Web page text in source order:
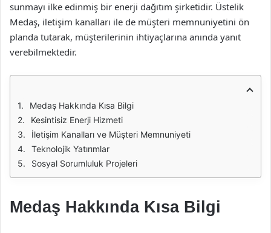
sunmayı ilke edinmiş bir enerji dağıtım şirketidir. Üstelik
Medaş, iletişim kanalları ile de müşteri memnuniyetini ön
planda tutarak, müşterilerinin ihtiyaçlarına anında yanıt
verebilmektedir.
Medaş Hakkında Kısa Bilgi
Kesintisiz Enerji Hizmeti
İletişim Kanalları ve Müşteri Memnuniyeti
Teknolojik Yatırımlar
Sosyal Sorumluluk Projeleri
Medaş Hakkında Kısa Bilgi